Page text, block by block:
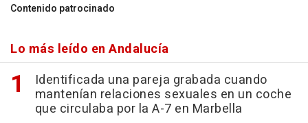
Contenido patrocinado
Lo más leído en Andalucía
Identificada una pareja grabada cuando
mantenían relaciones sexuales en un coche
que circulaba por la A-7 en Marbella